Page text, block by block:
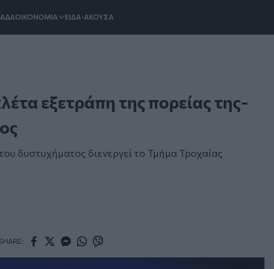
ΟΙΚΟΝΟΜΙΑ ΕΙΔΑ-ΑΚΟΥΣΑ
εξετράπη της πορείας της-
δυστυχήματος διενεργεί το Τμήμα Τροχαίας